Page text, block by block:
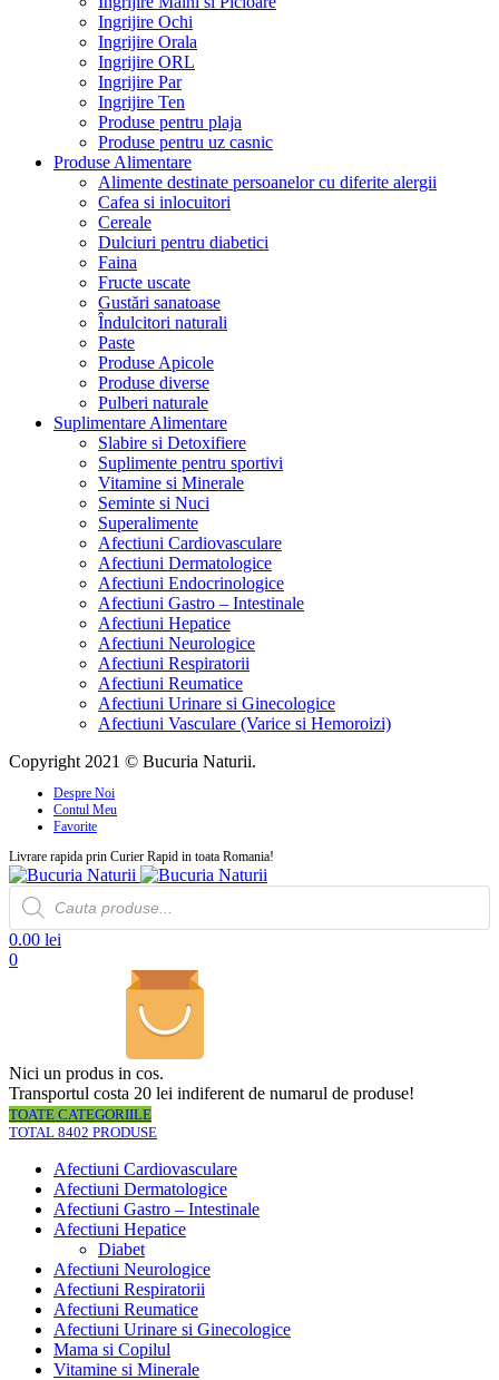
Ingrijire Ochi
Ingrijire Orala
Ingrijire ORL
Ingrijire Par
Ingrijire Ten
Produse pentru plaja
Produse pentru uz casnic
Produse Alimentare
Alimente destinate persoanelor cu diferite alergii
Cafea si inlocuitori
Cereale
Dulciuri pentru diabetici
Faina
Fructe uscate
Gustări sanatoase
Îndulcitori naturali
Paste
Produse Apicole
Produse diverse
Pulberi naturale
Suplimentare Alimentare
Slabire si Detoxifiere
Suplimente pentru sportivi
Vitamine si Minerale
Seminte si Nuci
Superalimente
Afectiuni Cardiovasculare
Afectiuni Dermatologice
Afectiuni Endocrinologice
Afectiuni Gastro – Intestinale
Afectiuni Hepatice
Afectiuni Neurologice
Afectiuni Respiratorii
Afectiuni Reumatice
Afectiuni Urinare si Ginecologice
Afectiuni Vasculare (Varice si Hemoroizi)
Copyright 2021 © Bucuria Naturii.
Despre Noi
Contul Meu
Favorite
Livrare rapida prin Curier Rapid in toata Romania!
Products
search
0.00 lei
0
Nici un produs in cos.
Transportul costa 20 lei indiferent de numarul de produse!
TOATE CATEGORIILE
TOTAL 8402 PRODUSE
Afectiuni Cardiovasculare
Afectiuni Dermatologice
Afectiuni Gastro – Intestinale
Afectiuni Hepatice
Diabet
Afectiuni Neurologice
Afectiuni Respiratorii
Afectiuni Reumatice
Afectiuni Urinare si Ginecologice
Mama si Copilul
Vitamine si Minerale